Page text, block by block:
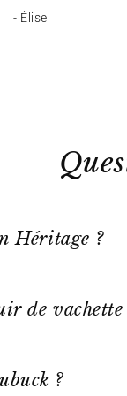
- Élise
Héritage ?
de vachette
?